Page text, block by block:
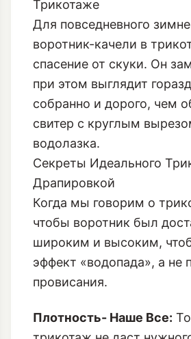
при этом выглядит
свитер с круглым
Секреты Идеального
чтобы воротник был
широким и высоким,
эффект «водопада», а не
провисания.
Плотность- Наше Все:
трикотаж не даст
Ищите свитера с высоким
содержанием шерсти
которые имеют вес. Этот